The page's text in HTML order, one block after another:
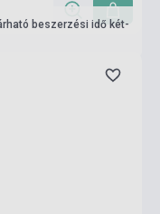
beszerzési idő két-